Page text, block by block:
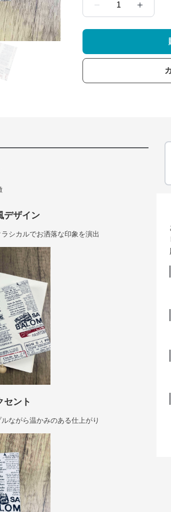
1
デザイン
シカルでお洒落な印象を演出
セント
ながら温かみのある仕上がり